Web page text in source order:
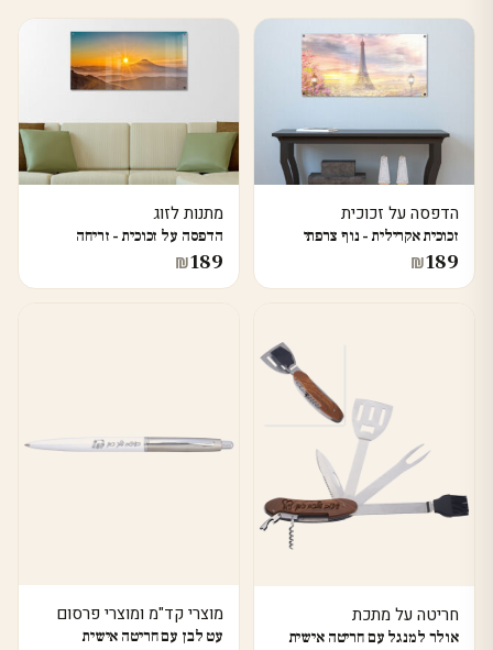
הדפסה על זכוכית
זכוכית אקרילית - נוף צרפתי
₪189
מתנות לזוג
הדפסה על זכוכית - זריחה
₪189
חריטה על מתכת
אולר למנגל עם חריטה אישית
מוצרי קד"מ ומוצרי פרסום
עט לבן עם חריטה אישית